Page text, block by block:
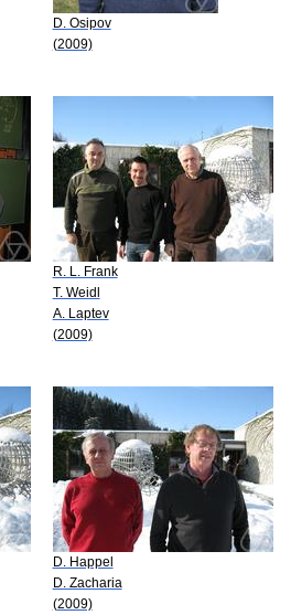
D. Osipov
(2009)
R. L. Frank
T. Weidl
A. Laptev
(2009)
D. Happel
D. Zacharia
(2009)